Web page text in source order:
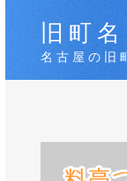
旧町
名古屋の旧